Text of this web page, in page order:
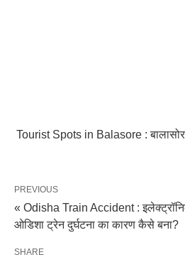
Tourist Spots in Balasore :
PREVIOUS
« Odisha Train Accident :
ओडिशा ट्रेन दुर्घटना का कारण कैसे बना?
SHARE